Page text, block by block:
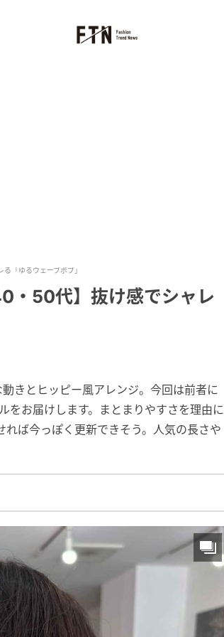
「ゆるウェーブボブ」
・50代】抜け感でシャレ
きとヒッピー風アレンジ。今回は前者に
をお届けします。まとまりやすさを理由に
ば今っぽく更新できそう。人気の長さや